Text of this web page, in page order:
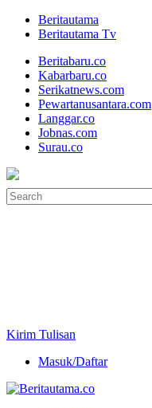
Beritautama
Beritautama Tv
Beritabaru.co
Kabarbaru.co
Serikatnews.com
Pewartanusantara.com
Langgar.co
Jobnas.com
Surau.co
Kirim Tulisan
Masuk/Daftar